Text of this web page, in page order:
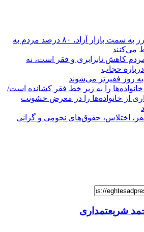
با تک نرخی شدن ارز به سمت بازار آزاد، ۸۰ درصد مردم به
می‌کنند
کاهش نابرابری و فقر است، نه
حجاب
روز فقیرتر می‌شوند
را به زیر خط فقر کشانده است/
از خانواده‌ها را در معرض خشونت
اختلاس، حقوق‌های نجومی و گرانی
شریعتمداری